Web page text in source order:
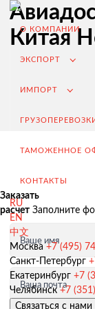
О КОМПАНИИ
ЭКСПОРТ
ИМПОРТ
ТАМОЖЕННОЕ
КОНТАКТЫ
RU
EN
中文
Москва +7 (495)
Санкт-Петербург
Екатеринбург +7
Челябинск +7
Связаться с нами
Экспорт из
Заключение
Таможенное
Китая
Заказать
расчет Заполните
Ваше имя
Ваша почта